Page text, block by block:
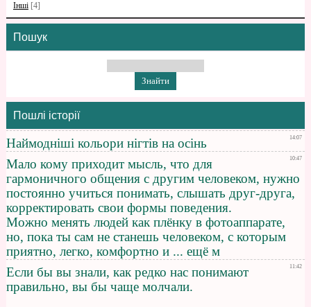
Інші [4]
Пошук
Пошлі історії